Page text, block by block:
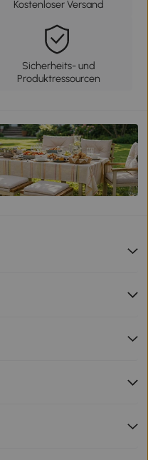
Kostenloser Versand
Sicherheits- und
Produktressourcen